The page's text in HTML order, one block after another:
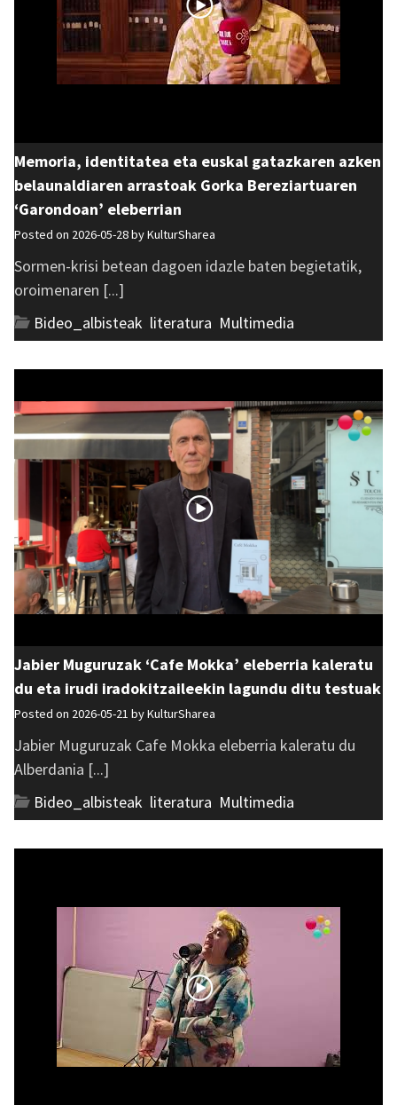
Memoria, identitatea eta euskal gatazkaren azken
belaunaldiaren arrastoak Gorka Bereziartuaren
‘Garondoan’ eleberrian
Posted on 2026-05-28 byKulturSharea
Sormen-krisi betean dagoen idazle baten begietatik,
oroimenaren [...]
Bideo_albisteak literatura Multimedia
Jabier Muguruzak ‘Cafe Mokka’ eleberria kaleratu
du eta irudi iradokitzaileekin lagundu ditu testuak
Posted on 2026-05-21 byKulturSharea
Jabier Muguruzak Cafe Mokka eleberria kaleratu du
Alberdania [...]
Bideo_albisteak literatura Multimedia